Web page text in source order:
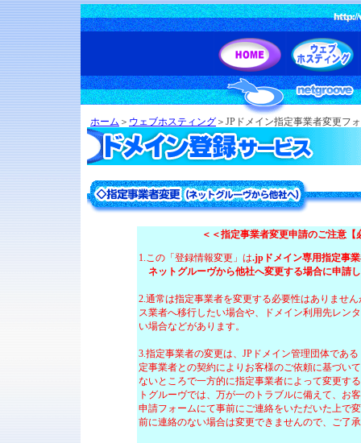
ホーム ＞ ウェブホスティング ＞JPドメイン指定事業者変更フ
＜＜指定事業者変更申請のご注意【
1.この「登録情報変更」は.jpドメイン専用指定事
ネットグルーヴから他社へ変更する場合に申請
2.通常は指定事業者を変更する必要性はありませ
ス業者へ移行したい場合や、ドメイン利用先レン
い場合などがあります。
3.指定事業者の変更は、JPドメイン管理団体であ
定事業者との契約によりお客様のご依頼に基づい
ないところで一方的に指定事業者によって変更す
トグルーヴでは、万が一のトラブルに備えて、お
申請フォームにて事前にご連絡をいただいた上で
前に連絡のない場合は変更できませんので、ご了